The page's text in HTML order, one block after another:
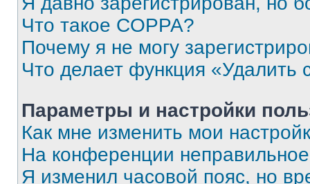
Что такое COPPA?
Почему я не могу
Что делает функция «Удалить
Параметры и настройки
Как мне изменить мои
На конференции
Я изменил часовой пояс, но